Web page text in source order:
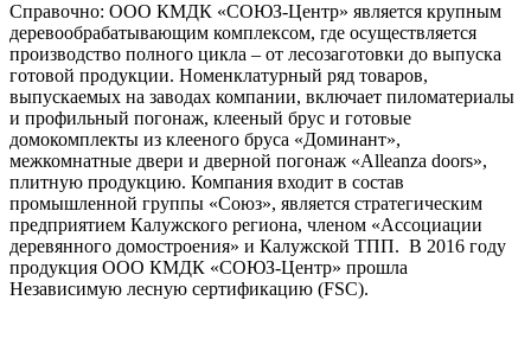
Справочно: ООО КМДК «СОЮЗ-Центр» является крупным
деревообрабатывающим комплексом, где осуществляется
производство полного цикла – от лесозаготовки до выпуска
готовой продукции. Номенклатурный ряд товаров,
выпускаемых на заводах компании, включает пиломатериалы
и профильный погонаж, клееный брус и готовые
домокомплекты из клееного бруса «Доминант»,
межкомнатные двери и дверной погонаж «Alleanza doors»,
плитную продукцию. Компания входит в состав
промышленной группы «Союз», является стратегическим
предприятием Калужского региона, членом «Ассоциации
деревянного домостроения» и Калужской ТПП. В 2016 году
продукция ООО КМДК «СОЮЗ-Центр» прошла
Независимую лесную сертификацию (FSC).